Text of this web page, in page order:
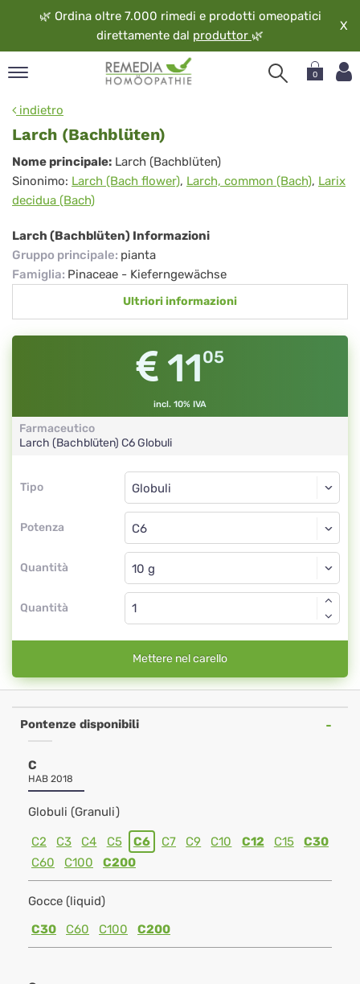
🌿 Ordina oltre 7.000 rimedi e prodotti omeopatici
direttamente dal produttor 🌿
X
0
indietro
Larch (Bachblüten)
Larch
(Bachblüten)
Nome principale: Larch (Bachblüten)
Sinonimo: Larch (Bach flower), Larch, common (Bach), Larix
decidua (Bach)
Larch (Bachblüten) Informazioni
Gruppo principale: pianta
Famiglia: Pinaceae - Kieferngewächse
Ultriori informazioni
1105
incl. 10% IVA
Farmaceutico
Larch (Bachblüten) C6Globuli
Tipo
Tipo
Potenza
Globuli
C6
Quantità
Globuli
Quantità
Mettere nel carello
Pontenze disponibili
C
HAB 2018
Globuli (Granuli)
C2 C3 C4 C5 C6 C7 C9 C10 C12 C15
C30
C60
C100 C200
Gocce (liquid)
C30
C60 C100 C200